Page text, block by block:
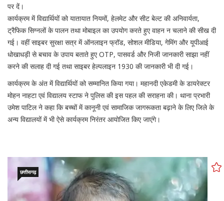
पर दें।
कार्यक्रम में विद्यार्थियों को यातायात नियमों, हेलमेट और सीट बेल्ट की अनिवार्यता,
ट्रैफिक सिग्नलों के पालन तथा मोबाइल का उपयोग करते हुए वाहन न चलाने की सीख दी
गई। वहीं साइबर सुरक्षा सत्र में ऑनलाइन फ्रॉड, सोशल मीडिया, गेमिंग और यूपीआई
धोखाधड़ी से बचाव के उपाय बताते हुए OTP, पासवर्ड और निजी जानकारी साझा नहीं
करने की सलाह दी गई तथा साइबर हेल्पलाइन 1930 की जानकारी भी दी गई।
कार्यक्रम के अंत में विद्यार्थियों को सम्मानित किया गया। महानदी एकेडमी के डायरेक्टर
मोहन नाहटा एवं विद्यालय स्टाफ ने पुलिस की इस पहल की सराहना की। थाना प्रभारी
उमेश पाटिल ने कहा कि बच्चों में कानूनी एवं सामाजिक जागरूकता बढ़ाने के लिए जिले के
अन्य विद्यालयों में भी ऐसे कार्यक्रम निरंतर आयोजित किए जाएंगे।
छत्तीसगढ़